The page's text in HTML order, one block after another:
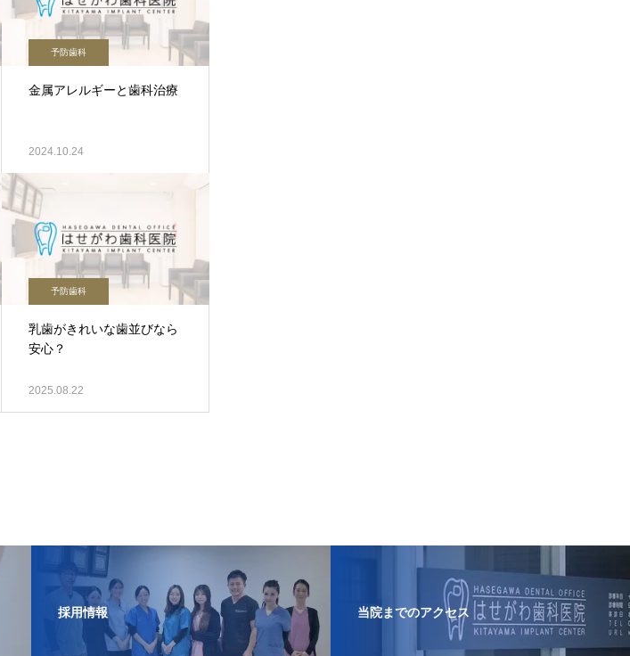
予防歯科
金属アレルギーと歯科治療
2024.10.24
予防歯科
乳歯がきれいな歯並びなら
安心？
2025.08.22
採用情報 当院までのアクセス